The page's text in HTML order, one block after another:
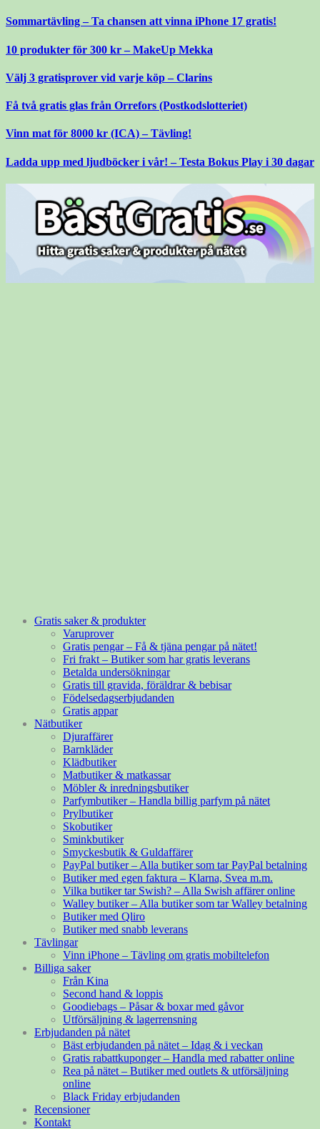
Gå
innehåll
Sommartävling – Ta chansen att vinna iPhone 17 gratis!
10 produkter för 300 kr – MakeUp Mekka
Välj 3 gratisprover vid varje köp – Clarins
Få två gratis glas från Orrefors (Postkodslotteriet)
Vinn mat för 8000 kr (ICA) – Tävling!
Ladda upp med ljudböcker i vår! – Testa Bokus Play i 30 dagar
Gratis saker & produkter
Varuprover
Gratis pengar – Få & tjäna pengar på nätet!
Fri frakt – Butiker som har gratis leverans
Betalda undersökningar
Gratis till gravida, föräldrar & bebisar
Födelsedagserbjudanden
Gratis appar
Nätbutiker
Djuraffärer
Barnkläder
Klädbutiker
Matbutiker & matkassar
Möbler & inredningsbutiker
Parfymbutiker – Handla billig parfym på nätet
Prylbutiker
Skobutiker
Sminkbutiker
Smyckesbutik & Guldaffärer
PayPal butiker – Alla butiker som tar PayPal betalning
Butiker med egen faktura – Klarna, Svea m.m.
Vilka butiker tar Swish? – Alla Swish affärer online
Walley butiker – Alla butiker som tar Walley betalning
Butiker med Qliro
Butiker med snabb leverans
Tävlingar
Vinn iPhone – Tävling om gratis mobiltelefon
Billiga saker
Från Kina
Second hand & loppis
Goodiebags – Påsar & boxar med gåvor
Utförsäljning & lagerrensning
Erbjudanden på nätet
Bäst erbjudanden på nätet – Idag & i veckan
Gratis rabattkuponger – Handla med rabatter online
Rea på nätet – Butiker med outlets & utförsäljning
online
Black Friday erbjudanden
Recensioner
Kontakt